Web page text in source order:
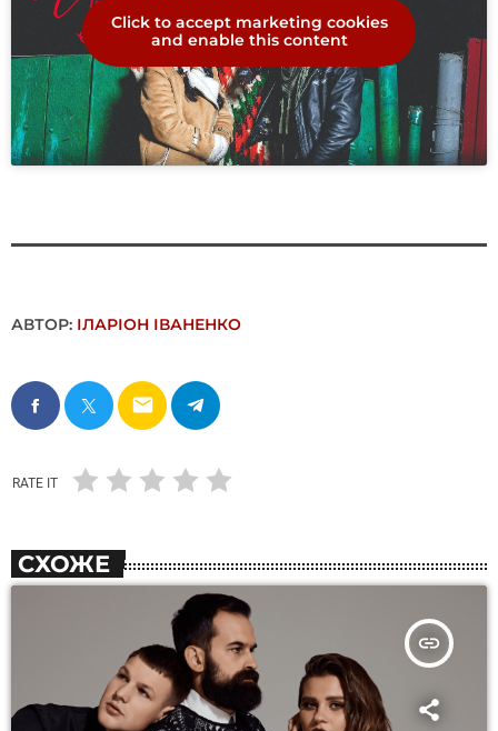
Click to accept marketing cookies
and enable this content
АВТОР: ІЛАРІОН ІВАНЕНКО
email
RATE IT
СХОЖЕ
insert_link